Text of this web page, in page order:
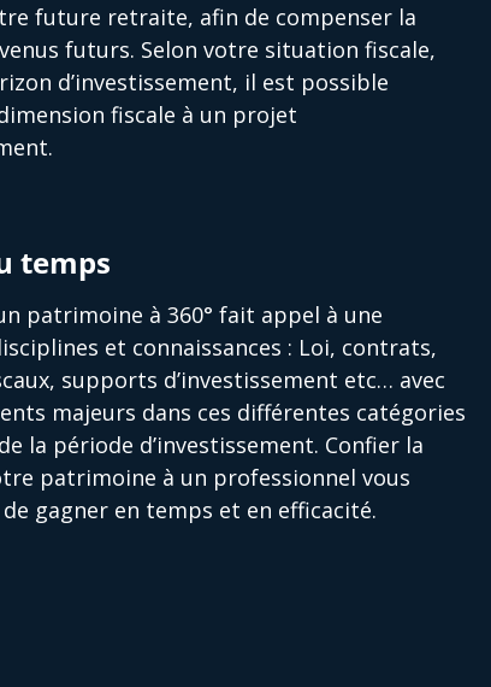
future retraite, afin de compenser la
futurs. Selon votre situation fiscale,
d’investissement, il est possible
fiscale à un projet
temps
patrimoine à 360° fait appel à une
et connaissances : Loi, contrats,
supports d’investissement etc… avec
majeurs dans ces différentes catégories
la période d’investissement. Confier la
patrimoine à un professionnel vous
gagner en temps et en efficacité.